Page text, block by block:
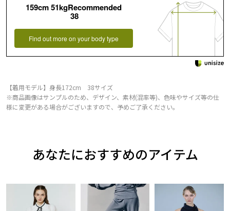
159cm 51kgRecommended
38
Find out more on your body type
【着用モデル】身長172cm 38サイズ
※商品画像はサンプルのため、デザイン、素材(混率等)、色味やサイズ等の仕
様に変更がある場合がございますので、予めご了承ください。
あなたにおすすめのアイテム